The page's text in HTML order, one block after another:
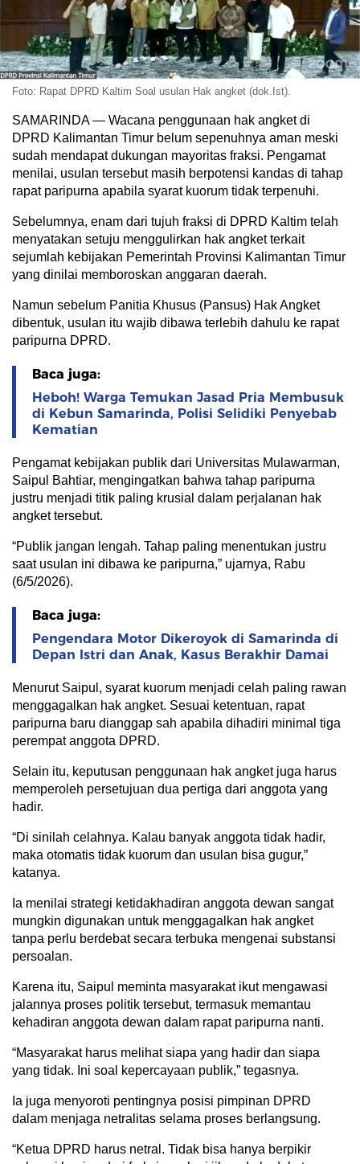
Foto: Rapat DPRD Kaltim Soal usulan Hak angket (dok.Ist).
SAMARINDA — Wacana penggunaan hak angket di
DPRD Kalimantan Timur belum sepenuhnya aman meski
sudah mendapat dukungan mayoritas fraksi. Pengamat
menilai, usulan tersebut masih berpotensi kandas di tahap
rapat paripurna apabila syarat kuorum tidak terpenuhi.
Sebelumnya, enam dari tujuh fraksi di DPRD Kaltim telah
menyatakan setuju menggulirkan hak angket terkait
sejumlah kebijakan Pemerintah Provinsi Kalimantan Timur
yang dinilai memboroskan anggaran daerah.
Namun sebelum Panitia Khusus (Pansus) Hak Angket
dibentuk, usulan itu wajib dibawa terlebih dahulu ke rapat
paripurna DPRD.
Baca juga:
Heboh! Warga Temukan Jasad Pria Membusuk
di Kebun Samarinda, Polisi Selidiki Penyebab
Kematian
Pengamat kebijakan publik dari Universitas Mulawarman,
Saipul Bahtiar, mengingatkan bahwa tahap paripurna
justru menjadi titik paling krusial dalam perjalanan hak
angket tersebut.
“Publik jangan lengah. Tahap paling menentukan justru
saat usulan ini dibawa ke paripurna,” ujarnya, Rabu
(6/5/2026).
Baca juga:
Pengendara Motor Dikeroyok di Samarinda di
Depan Istri dan Anak, Kasus Berakhir Damai
Menurut Saipul, syarat kuorum menjadi celah paling rawan
menggagalkan hak angket. Sesuai ketentuan, rapat
paripurna baru dianggap sah apabila dihadiri minimal tiga
perempat anggota DPRD.
Selain itu, keputusan penggunaan hak angket juga harus
memperoleh persetujuan dua pertiga dari anggota yang
hadir.
“Di sinilah celahnya. Kalau banyak anggota tidak hadir,
maka otomatis tidak kuorum dan usulan bisa gugur,”
katanya.
Ia menilai strategi ketidakhadiran anggota dewan sangat
mungkin digunakan untuk menggagalkan hak angket
tanpa perlu berdebat secara terbuka mengenai substansi
persoalan.
Karena itu, Saipul meminta masyarakat ikut mengawasi
jalannya proses politik tersebut, termasuk memantau
kehadiran anggota dewan dalam rapat paripurna nanti.
“Masyarakat harus melihat siapa yang hadir dan siapa
yang tidak. Ini soal kepercayaan publik,” tegasnya.
Ia juga menyoroti pentingnya posisi pimpinan DPRD
dalam menjaga netralitas selama proses berlangsung.
“Ketua DPRD harus netral. Tidak bisa hanya berpikir